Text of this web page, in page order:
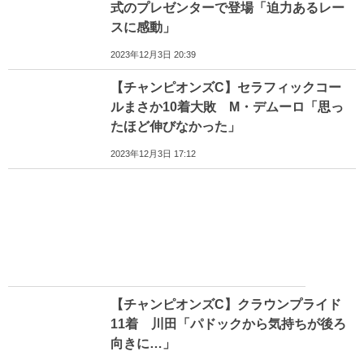
式のプレゼンターで登場「迫力あるレー
スに感動」
2023年12月3日 20:39
【チャンピオンズC】セラフィックコー
ルまさか10着大敗 M・デムーロ「思っ
たほど伸びなかった」
2023年12月3日 17:12
【チャンピオンズC】クラウンプライド
11着 川田「パドックから気持ちが後ろ
向きに…」